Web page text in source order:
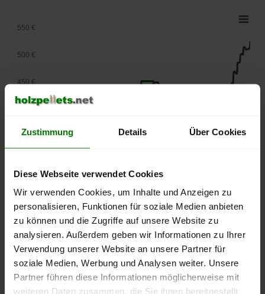
Zustimmung Details Über Cookies
Diese Webseite verwendet Cookies
Wir verwenden Cookies, um Inhalte und Anzeigen zu
personalisieren, Funktionen für soziale Medien anbieten
zu können und die Zugriffe auf unsere Website zu
analysieren. Außerdem geben wir Informationen zu Ihrer
Verwendung unserer Website an unsere Partner für
soziale Medien, Werbung und Analysen weiter. Unsere
Partner führen diese Informationen möglicherweise mit
weiteren Daten zusammen, die Sie ihnen bereitgestellt
lose Ware
2025
2026
2026
250 €
350 €
450 €
500 €
550 €
Die aktuelle Preisentwicklung für Holzpellets in Deutschland
können Sie jederzeit auf unsererPelletspreise-Seite
nachvollziehen.